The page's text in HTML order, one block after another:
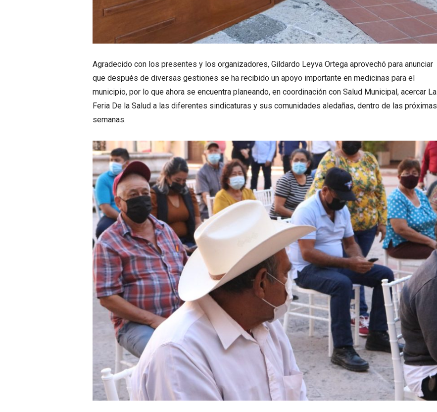
Agradecido con los presentes y los organizadores, Gildardo Leyva Ortega aprovechó para anunciar
que después de diversas gestiones se ha recibido un apoyo importante en medicinas para el
municipio, por lo que ahora se encuentra planeando, en coordinación con Salud Municipal, acercar La
Feria De la Salud a las diferentes sindicaturas y sus comunidades aledañas, dentro de las próximas
semanas.